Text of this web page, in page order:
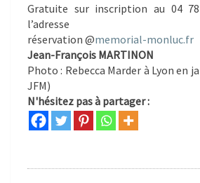
Gratuite sur inscription au 04
l’adresse
réservation @memorial-monluc.fr
Jean-François MARTINON
Photo : Rebecca Marder à Lyon en
JFM)
N'hésitez pas à partager :